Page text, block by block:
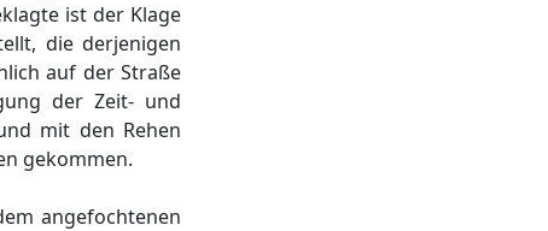
ist der Klage
die derjenigen
auf der Straße
der Zeit- und
mit den Rehen
gekommen.
angefochtenen